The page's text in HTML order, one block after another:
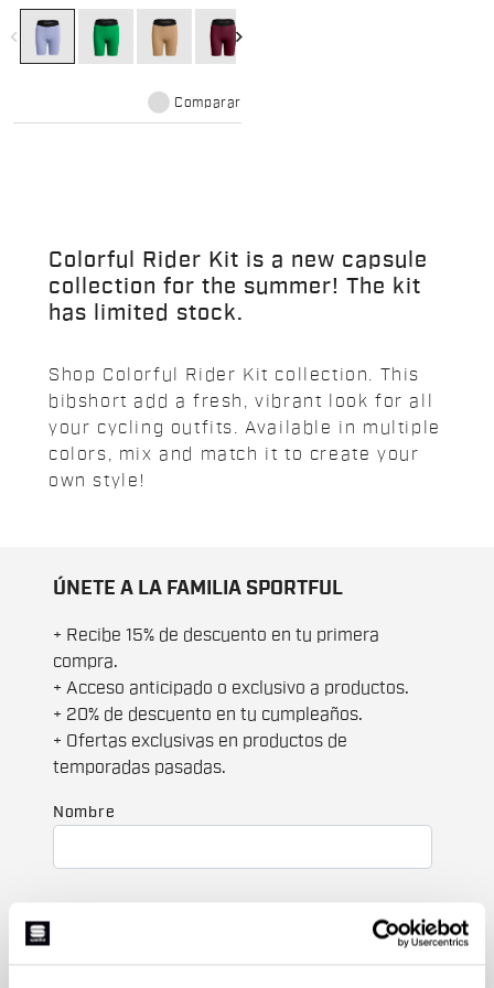
DMS pad & 4-way stretch for road
& gravel. Limited summer edition.
navigate_before navigate_next
Comparar
Colorful Rider Kit is a new capsule
collection for the summer! The kit
has limited stock.
Shop Colorful Rider Kit collection. This
bibshort add a fresh, vibrant look for all
your cycling outfits. Available in multiple
colors, mix and match it to create your
own style!
ÚNETE A LA FAMILIA SPORTFUL
+ Recibe 15% de descuento en tu primera
compra.
+ Acceso anticipado o exclusivo a productos.
+ 20% de descuento en tu cumpleaños.
+ Ofertas exclusivas en productos de
temporadas pasadas.
Nombre